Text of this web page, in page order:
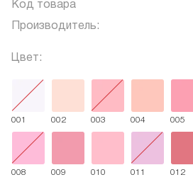
Код товара
Производитель:
Цвет:
001 002 003 004 005
008 009 010 011 012